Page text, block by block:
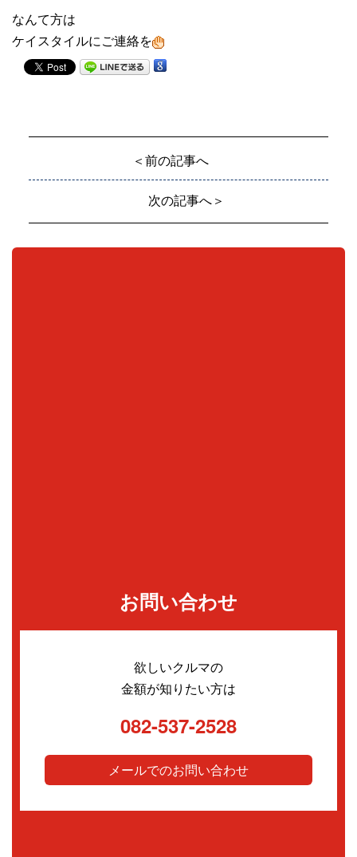
なんて方は
ケイスタイルにご連絡を
＜前の記事へ
次の記事へ＞
お問い合わせ
欲しいクルマの
金額が知りたい方は
082-537-2528
メールでのお問い合わせ